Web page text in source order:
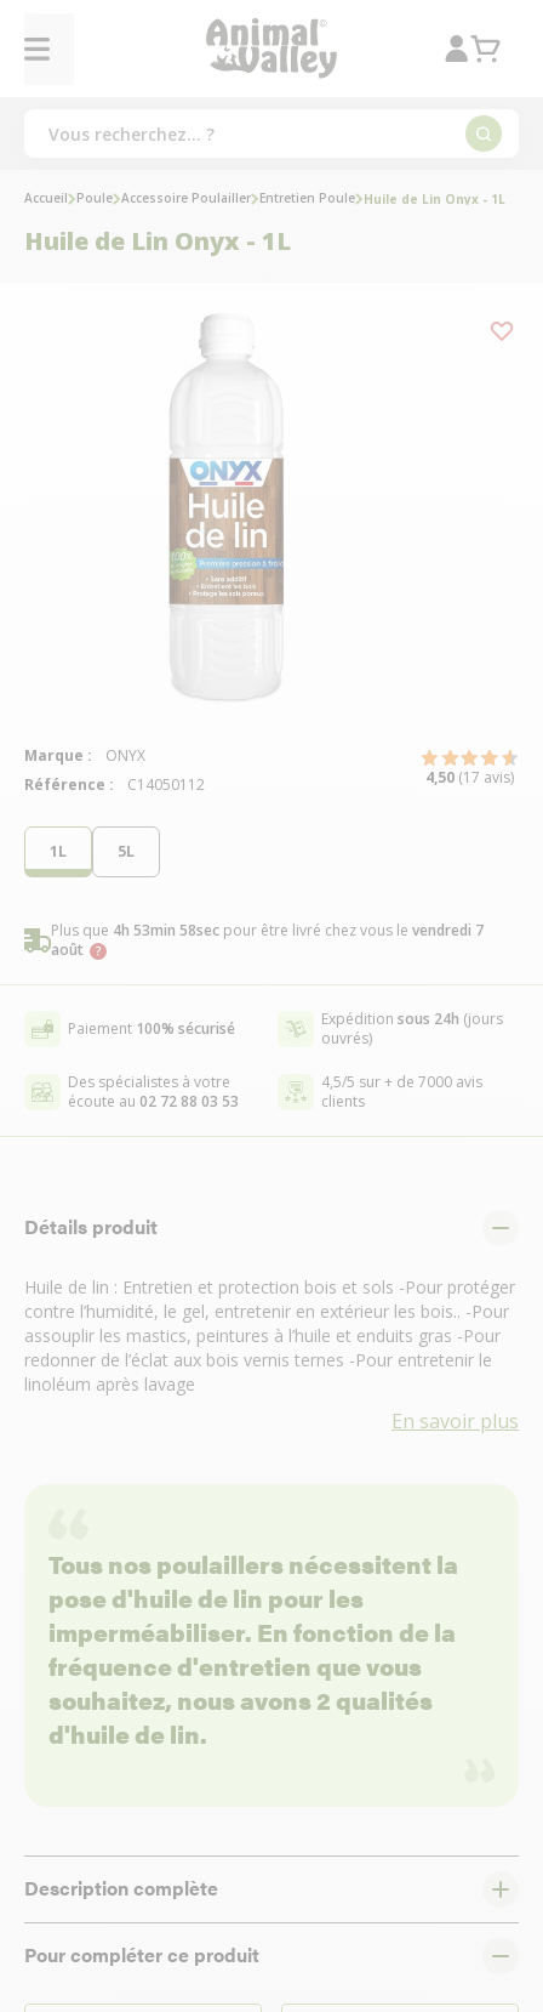
1L 5L
Plus que 4h 53min 57sec pour être livré chez vous le vendredi 7
août
Paiement 100% sécurisé Expédition sous 24h (jours
ouvrés)
Des spécialistes à votre
écoute au 02 72 88 03 53
4,5/5 sur + de 7000 avis
clients
Détails produit
Huile de lin : Entretien et protection bois et sols -Pour protéger
contre l’humidité, le gel, entretenir en extérieur les bois.. -Pour
assouplir les mastics, peintures à l’huile et enduits gras -Pour
redonner de l’éclat aux bois vernis ternes -Pour entretenir le
linoléum après lavage
En savoir plus
Tous nos poulaillers nécessitent la
pose d'huile de lin pour les
imperméabiliser. En fonction de la
fréquence d'entretien que vous
souhaitez, nous avons 2 qualités
d'huile de lin.
Description complète
Pour compléter ce produit
Accueil Poule Accessoire Poulailler Entretien Poule Huile de Lin Onyx - 1L
Huile de Lin Onyx - 1L
Marque :
ONYX
Référence :
C14050112 4,50 (17 avis)